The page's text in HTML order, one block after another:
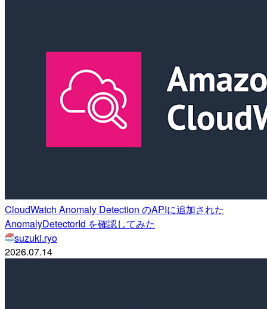
CloudWatch Anomaly Detection のAPIに追加された
AnomalyDetectorId を確認してみた
suzuki.ryo
2026.07.14